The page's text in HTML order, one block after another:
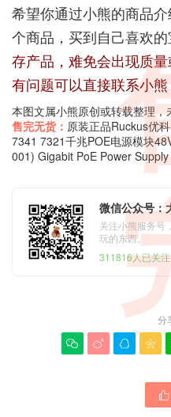
希望你通过小熊的商品
个商品，买到自己喜欢的
存产品，难免会出现质
有问题可以直接联系小熊
本图文属小熊原创或转载整理
售完无货： 原装正品Ruckus优
7341 7321千兆POE电源模块
001) Gigabit PoE Power
微信公众号：
关注小熊服务号
玩的东西。
311816人已关注
分
   
